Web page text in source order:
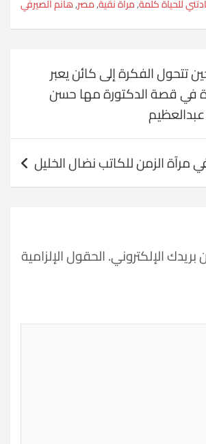
للحياة كلمة,مرآة نقية,مصر,هانم الصيرفي
تتحول الفكرة إلى كائن يعبر
في قصة الدكتورة مها حسن
عبدالعظيم
مرآة الزمن للكاتب نضال الخليل
الإلكتروني.الحقول الإلزامية